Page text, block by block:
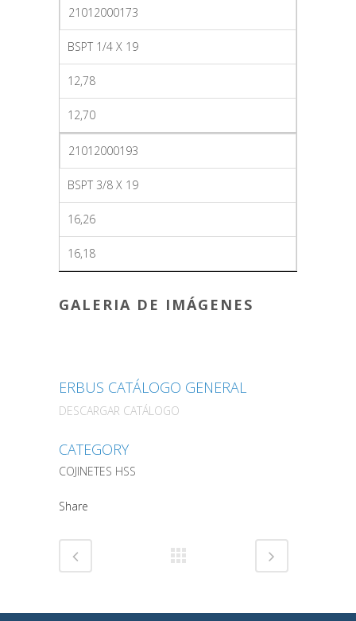
21012000173
BSPT 1/4 X 19
12,78
12,70
21012000193
BSPT 3/8 X 19
16,26
16,18
GALERIA DE IMÁGENES
ERBUS CATÁLOGO GENERAL
DESCARGAR CATÁLOGO
CATEGORY
COJINETES HSS
Share